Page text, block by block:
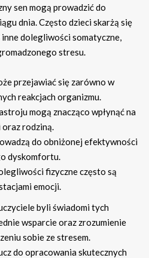
sen mogą prowadzić do
dnia. Często dzieci skarżą się
dolegliwości somatyczne,
stresu.
przejawiać się zarówno w
reakcjach organizmu.
mogą znacząco wpłynąć na
rodziną.
do obniżonej efektywności
dyskomfortu.
fizyczne często są
emocji.
byli świadomi tych
wsparcie oraz zrozumienie
sobie ze stresem.
do opracowania skutecznych